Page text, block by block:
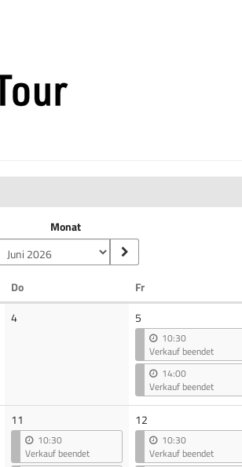
Monat
DoDonnerstag FrFreitag
4Keine
5
10:30
Verkauf beendet
14:00
Verkauf beendet
11
10:30
Verkauf beendet
12
10:30
Verkauf beendet